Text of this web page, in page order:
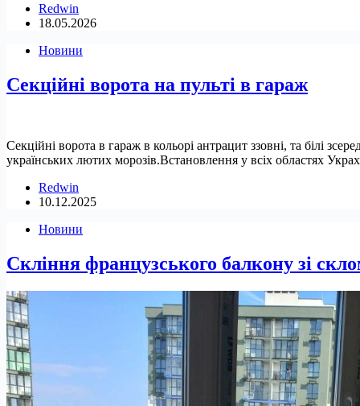
Redwin
18.05.2026
Новини
Секційні ворота на пульті в гараж
Секційні ворота в гараж в кольорі антрацит ззовні, та білі
українських лютих морозів.Встановлення у всіх областях
Redwin
10.12.2025
Новини
Скління французського балкону зі